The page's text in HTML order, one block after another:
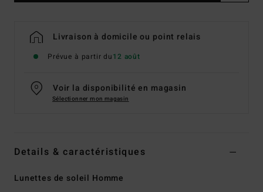
Livraison à domicile ou point relais
Prévue à partir du12 août
Voir la disponibilité en magasin
Sélectionner mon magasin
Details & caractéristiques
Lunettes de soleil Homme